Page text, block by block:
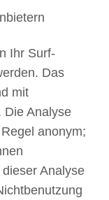
Ihr Surf-
Das
mit
Die Analyse
anonym;
Analyse